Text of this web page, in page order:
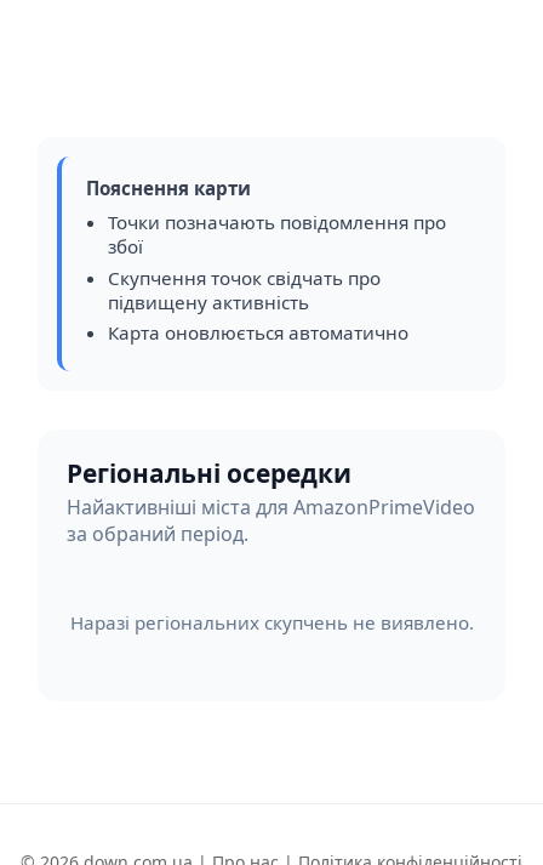
Пояснення карти
Точки позначають повідомлення про
збої
Скупчення точок свідчать про
підвищену активність
Карта оновлюється автоматично
Регіональні осередки
Найактивніші міста для AmazonPrimeVideo
за обраний період.
Наразі регіональних скупчень не виявлено.